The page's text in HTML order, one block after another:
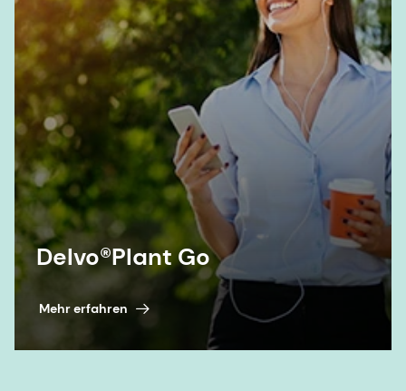
Delvo®Plant Go
Mehr erfahren